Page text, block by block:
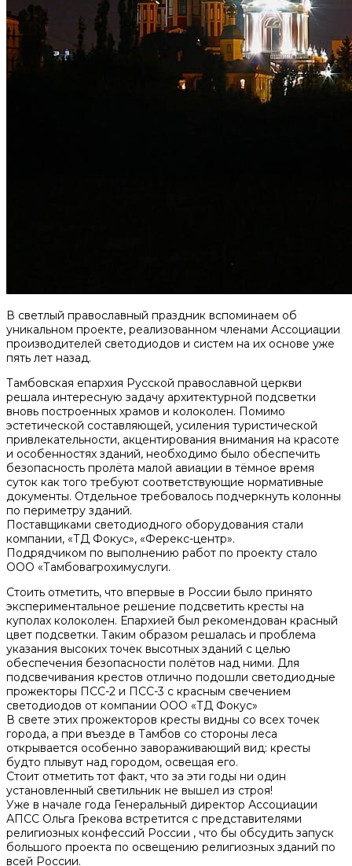
В светлый православный праздник вспоминаем об
уникальном проекте, реализованном членами Ассоциации
производителей светодиодов и систем на их основе уже
пять лет назад.
Тамбовская епархия Русской православной церкви
решала интересную задачу архитектурной подсветки
вновь построенных храмов и колоколен. Помимо
эстетической составляющей, усиления туристической
привлекательности, акцентирования внимания на красоте
и особенностях зданий, необходимо было обеспечить
безопасность пролёта малой авиации в тёмное время
суток как того требуют соответствующие нормативные
документы. Отдельное требовалось подчеркнуть колонны
по периметру зданий.
Поставщиками светодиодного оборудования стали
компании, «ТД Фокус», «Ферекс-центр».
Подрядчиком по выполнению работ по проекту стало
ООО «Тамбовагрохимуслуги.
Стоить отметить, что впервые в России было принято
экспериментальное решение подсветить кресты на
куполах колоколен. Епархией был рекомендован красный
цвет подсветки. Таким образом решалась и проблема
указания высоких точек высотных зданий с целью
обеспечения безопасности полётов над ними. Для
подсвечивания крестов отлично подошли светодиодные
прожекторы ПСС-2 и ПСС-3 с красным свечением
светодиодов от компании ООО «ТД Фокус»
В свете этих прожекторов кресты видны со всех точек
города, а при въезде в Тамбов со стороны леса
открывается особенно завораживающий вид: кресты
будто плывут над городом, освещая его.
Стоит отметить тот факт, что за эти годы ни один
установленный светильник не вышел из строя!
Уже в начале года Генеральный директор Ассоциации
АПСС Ольга Грекова встретится с представителями
религиозных конфессий России , что бы обсудить запуск
большого проекта по освещению религиозных зданий по
всей России.